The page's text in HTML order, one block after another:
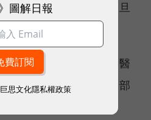
的地方；運算需求一旦
自然被推向地端 AI。
長。醫療業持有大量醫
到合規與法規限制，部
不希望資料被雲端存
圖解日報
巨思文化隱私權政策